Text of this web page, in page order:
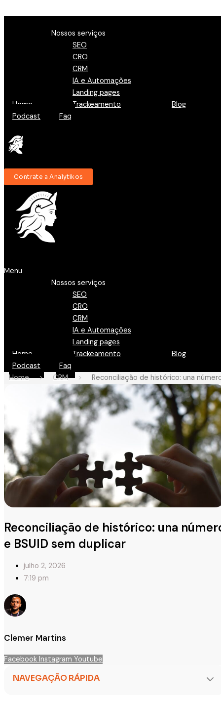
Home
Nossos serviços
SEO
CRO
CRM
IA e Automações
Landing pages
Trackeamento
Blog
Podcast
Faq
Contrate a Analytikos
Menu
Home
Nossos serviços
SEO
CRO
CRM
IA e Automações
Landing pages
Trackeamento
Blog
Podcast
Faq
Home
> CRM > Reconciliação de histórico: una
Reconciliação de histórico: una
e BSUID sem duplicar
julho 2, 2026
7:19 pm
Clemer Martins
Facebook Instagram Youtube
NAVEGAÇÃO RÁPIDA